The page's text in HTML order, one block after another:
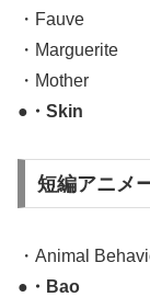
・Fauve
・Marguerite
・Mother
●・Skin
短編アニメ
・Animal
●・Bao